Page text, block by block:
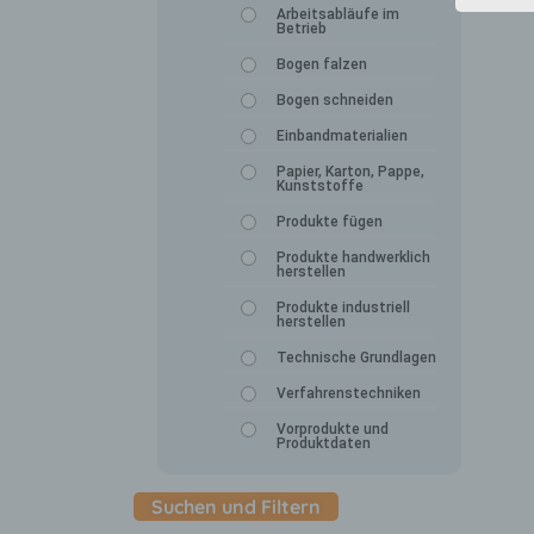
Arbeitsabläufe im
Betrieb
Bogen falzen
Bogen schneiden
Einbandmaterialien
Papier, Karton, Pappe,
Kunststoffe
Produkte fügen
Produkte handwerklich
herstellen
Produkte industriell
herstellen
Technische Grundlagen
Verfahrenstechniken
Vorprodukte und
Produktdaten